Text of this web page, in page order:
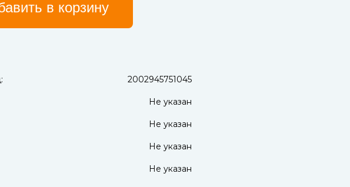
в корзину
2002945751045
Не указан
Не указан
Не указан
Не указан